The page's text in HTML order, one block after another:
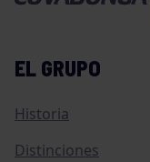
EL GRUPO
Historia
Distinciones